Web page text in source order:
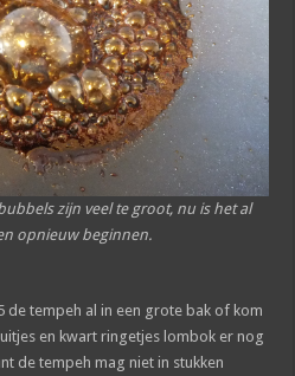
zijn veel te groot, nu is het al
opnieuw beginnen.
de tempeh al in een grote bak of kom
en kwart ringetjes lombok er nog
de tempeh mag niet in stukken